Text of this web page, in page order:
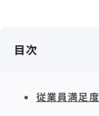
目次
従業員満足